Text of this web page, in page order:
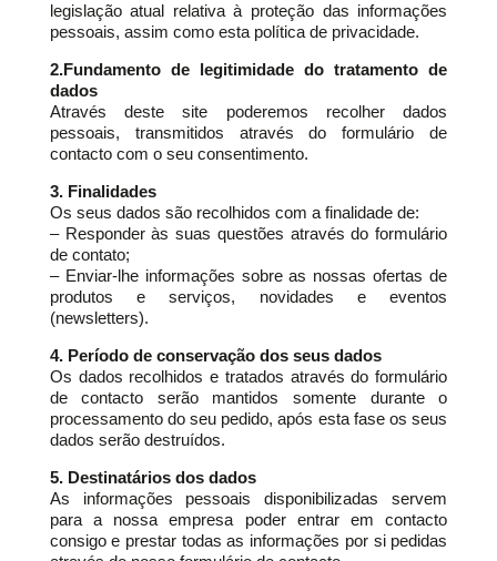
legislação atual relativa à proteção das informações
pessoais, assim como esta política de privacidade.
2.Fundamento de legitimidade do tratamento de
dados
Através deste site poderemos recolher dados
pessoais, transmitidos através do formulário de
contacto com o seu consentimento.
3. Finalidades
Os seus dados são recolhidos com a finalidade de:
– Responder às suas questões através do formulário
de contato;
– Enviar-lhe informações sobre as nossas ofertas de
produtos e serviços, novidades e eventos
(newsletters).
4. Período de conservação dos seus dados
Os dados recolhidos e tratados através do formulário
de contacto serão mantidos somente durante o
processamento do seu pedido, após esta fase os seus
dados serão destruídos.
5. Destinatários dos dados
As informações pessoais disponibilizadas servem
para a nossa empresa poder entrar em contacto
consigo e prestar todas as informações por si pedidas